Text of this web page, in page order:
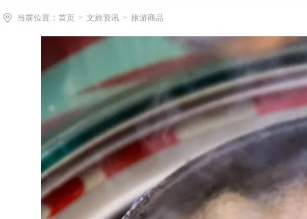
当前位置： 首页 > 文旅资讯 > 旅游商品